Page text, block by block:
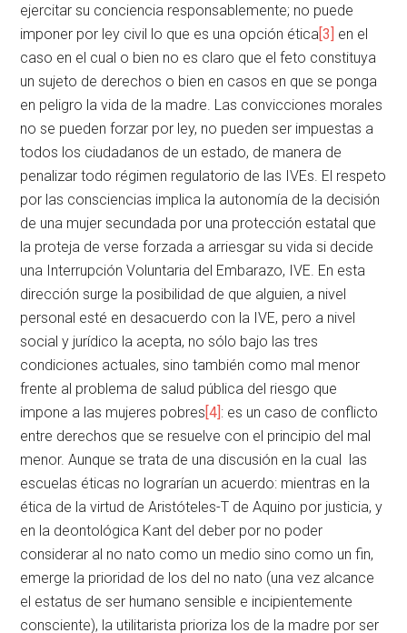
ejercitar su conciencia responsablemente; no puede
imponer por ley civil lo que es una opción ética[3] en el
caso en el cual o bien no es claro que el feto constituya
un sujeto de derechos o bien en casos en que se ponga
en peligro la vida de la madre. Las convicciones morales
no se pueden forzar por ley, no pueden ser impuestas a
todos los ciudadanos de un estado, de manera de
penalizar todo régimen regulatorio de las IVEs. El respeto
por las consciencias implica la autonomía de la decisión
de una mujer secundada por una protección estatal que
la proteja de verse forzada a arriesgar su vida si decide
una Interrupción Voluntaria del Embarazo, IVE. En esta
dirección surge la posibilidad de que alguien, a nivel
personal esté en desacuerdo con la IVE, pero a nivel
social y jurídico la acepta, no sólo bajo las tres
condiciones actuales, sino también como mal menor
frente al problema de salud pública del riesgo que
impone a las mujeres pobres[4]: es un caso de conflicto
entre derechos que se resuelve con el principio del mal
menor. Aunque se trata de una discusión en la cual las
escuelas éticas no lograrían un acuerdo: mientras en la
ética de la virtud de Aristóteles-T de Aquino por justicia, y
en la deontológica Kant del deber por no poder
considerar al no nato como un medio sino como un fin,
emerge la prioridad de los del no nato (una vez alcance
el estatus de ser humano sensible e incipientemente
consciente), la utilitarista prioriza los de la madre por ser